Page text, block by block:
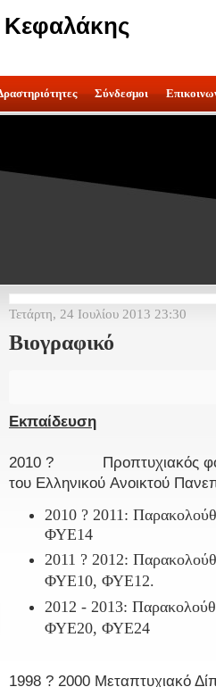
Σύνδεσμοι
Τετάρτη, 24 Ιουλίου 2013 23:30
Βιογραφικό
Εκπαίδευση
2010 ? Προπτυχιακός
του Ελληνικού Ανοικτού
2010 ? 2011:
ΦΥΕ14
2011 ? 2012:
ΦΥΕ10, ΦΥΕ12.
2012 - 2013:
ΦΥΕ20, ΦΥΕ24
1998 ? 2000 Μεταπτυχιακό